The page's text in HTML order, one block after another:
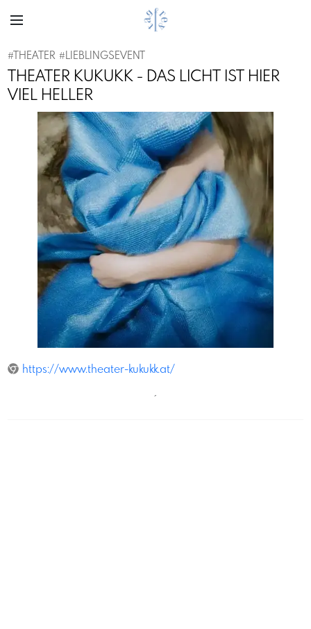
# THEATER #LIEBLINGSEVENT
THEATER KUKUKK - DAS LICHT IST HIER
VIEL HELLER
Previous Next
https://www.theater-kukukk.at/
´